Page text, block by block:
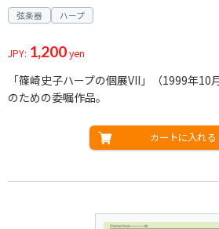
弦楽器 ハープ
JPY: 1,200yen
「篠崎史子ハープの個展VII」（1999年10
のための委嘱作品。
カートに入れる